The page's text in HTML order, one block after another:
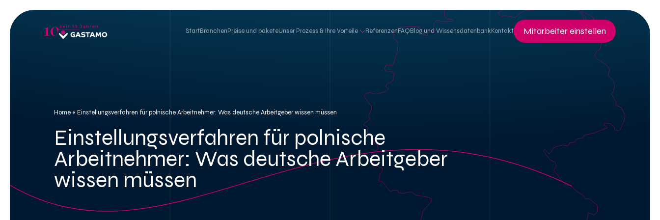
content
StartBranchenPreise und paketeUnser Prozess & Ihre Vorteile ReferenzenFAQBlog und WissensdatenbankKontakt Mitarbeiter einstellen
Home » Einstellungsverfahren für polnische Arbeitnehmer: Was deutsche Arbeitgeber wissen müssen
Einstellungsverfahren für polnische
Arbeitnehmer: Was deutsche Arbeitgeber
wissen müssen